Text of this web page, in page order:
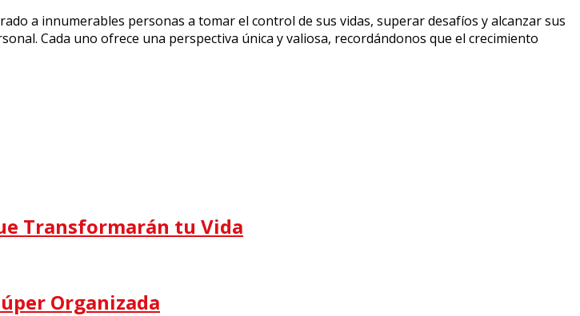
a innumerables personas a tomar el control de sus vidas, superar desafíos y alcanzar sus
Cada uno ofrece una perspectiva única y valiosa, recordándonos que el crecimiento
Transformarán tu Vida
Organizada